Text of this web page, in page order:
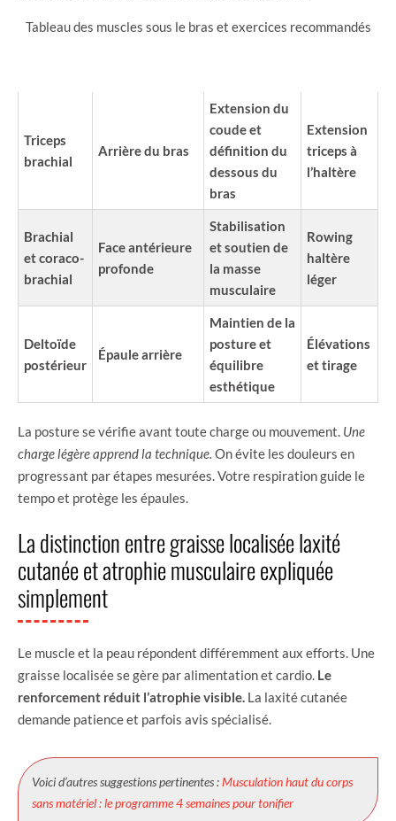
Tableau des muscles sous le bras et exercices recommandés
Triceps
brachial
Arrière du bras
Extension du
coude et
définition du
dessous du
bras
Extension
triceps à
l’haltère
Brachial
et coraco-
brachial
Face antérieure
profonde
Stabilisation
et soutien de
la masse
musculaire
Rowing
haltère
léger
Deltoïde
postérieur
Épaule arrière
Maintien de la
posture et
équilibre
esthétique
Élévations
et tirage
La posture se vérifie avant toute charge ou mouvement. Une
charge légère apprend la technique. On évite les douleurs en
progressant par étapes mesurées. Votre respiration guide le
tempo et protège les épaules.
La distinction entre graisse localisée laxité
cutanée et atrophie musculaire expliquée
simplement
Le muscle et la peau répondent différemment aux efforts. Une
graisse localisée se gère par alimentation et cardio. Le
renforcement réduit l’atrophie visible. La laxité cutanée
demande patience et parfois avis spécialisé.
Voici d’autres suggestions pertinentes :Musculation haut du corps
sans matériel : le programme 4 semaines pour tonifier